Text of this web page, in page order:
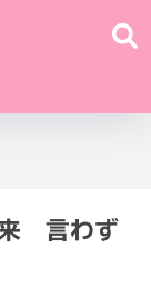
言わず